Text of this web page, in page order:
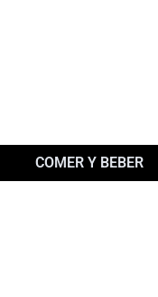
COMER Y BEBER